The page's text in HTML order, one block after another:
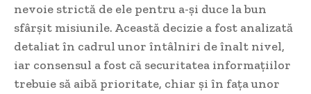
nevoie strictă de ele pentru a-și duce la bun
sfârșit misiunile. Această decizie a fost analizată
detaliat în cadrul unor întâlniri de înalt nivel,
iar consensul a fost că securitatea informațiilor
trebuie să aibă prioritate, chiar și în fața unor